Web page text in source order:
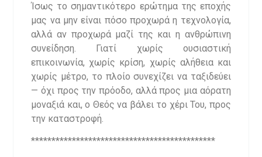
Ίσως το σημαντικότερο ερώτημα της εποχής
μας να μην είναι πόσο προχωρά η τεχνολογία,
αλλά αν προχωρά μαζί της και η ανθρώπινη
συνείδηση. Γιατί χωρίς ουσιαστική
επικοινωνία, χωρίς κρίση, χωρίς αλήθεια και
χωρίς μέτρο, το πλοίο συνεχίζει να ταξιδεύει
— όχι προς την πρόοδο, αλλά προς μια αόρατη
μοναξιά και, ο Θεός να βάλει το χέρι Του, προς
την καταστροφή.
*********************************************